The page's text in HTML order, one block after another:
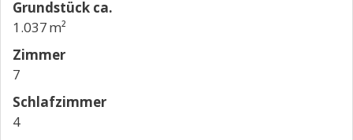
Grund­stück ca.
1.037 m²
Zimmer
7
Schlafzimmer
4